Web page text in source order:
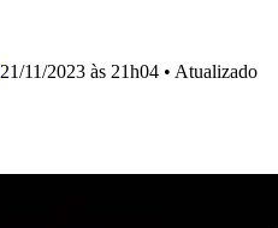
21/11/2023 às 21h04 • Atualizado